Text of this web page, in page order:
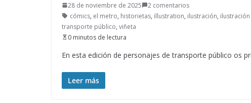
28 de noviembre de 2025
2 comentarios
cómics, el metro, historietas, illustration, ilustración,
transporte público, viñeta
0 minutos de lectura
En esta edición de personajes de transporte público os
Leer más